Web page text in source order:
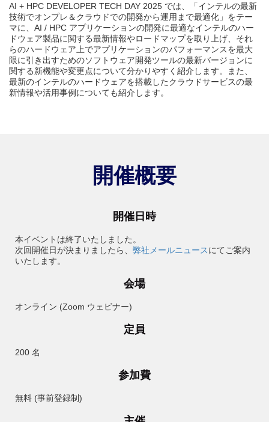
AI + HPC DEVELOPER TECH DAY 2025 では、「インテルの最新
技術でオンプレ＆クラウドでの開発から運用まで最適化」をテー
マに、AI / HPC アプリケーションの開発に最適なインテルのハー
ドウェア製品に関する最新情報やロードマップを取り上げ、それ
らのハードウェア上でアプリケーションのパフォーマンスを最大
限に引き出すためのソフトウェア開発ツールの最新バージョンに
関する新機能や変更点について分かりやすく紹介します。また、
最新のインテルのハードウェアを搭載したクラウドサービスの最
新情報や活用事例についても紹介します。
開催概要
開催日時
本イベントは終了いたしました。
次回開催日が決まりましたら、 弊社メールニュースにてご案内
いたします。
会場
オンライン (Zoom ウェビナー)
定員
200 名
参加費
無料 (事前登録制)